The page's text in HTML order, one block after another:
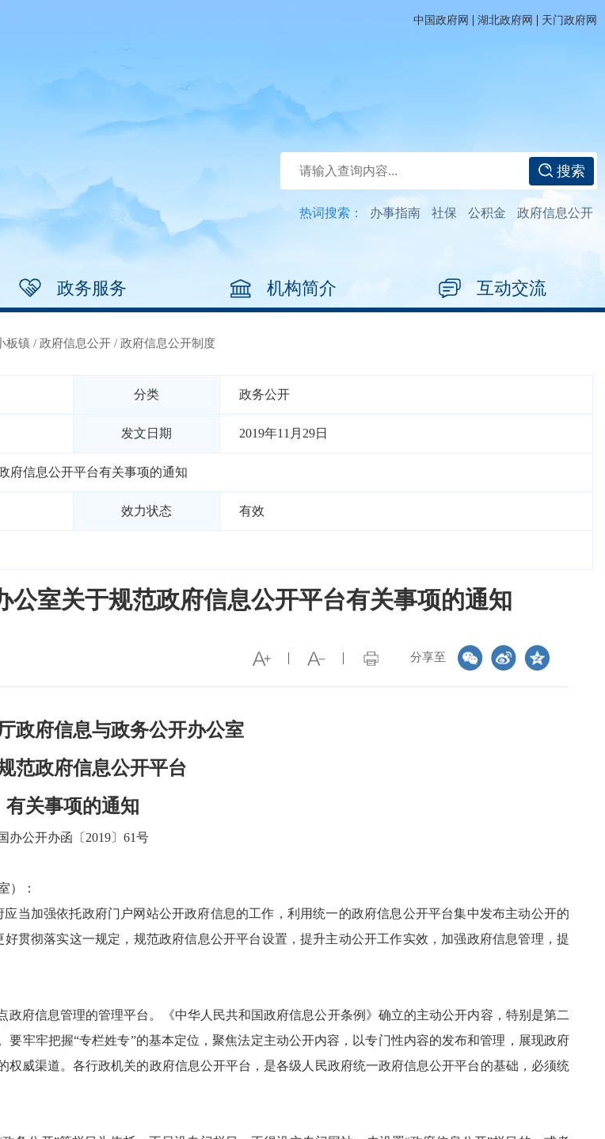
中国政府网 | 湖北政府网 | 天门政府网
搜索
热词搜索： 办事指南 社保 公积金 政府信息公开
政务服务 机构简介 互动交流
板镇 / 政府信息公开 / 政府信息公开制度
分类 政务公开
发文日期 2019年11月29日
府信息公开平台有关事项的通知
效力状态 有效
公室关于规范政府信息公开平台有关事项的通知
分享至
政府信息与政务公开办公室
范政府信息公开平台
有关事项的通知
办公开办函〔2019〕61号
）：
当加强依托政府门户网站公开政府信息的工作，利用统一的政府信息公开平台集中发布主动公开的
贯彻落实这一规定，规范政府信息公开平台设置，提升主动公开工作实效，加强政府信息管理，提
府信息管理的管理平台。《中华人民共和国政府信息公开条例》确立的主动公开内容，特别是第二
牢牢把握“专栏姓专”的基本定位，聚焦法定主动公开内容，以专门性内容的发布和管理，展现政府
威渠道。各行政机关的政府信息公开平台，是各级人民政府统一政府信息公开平台的基础，必须统